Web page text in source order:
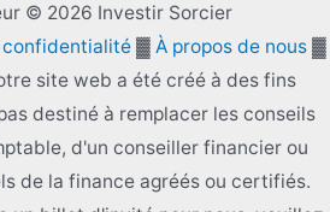
© 2026 Investir Sorcier
confidentialité▓ À propos de nous▓
site web a été créé à des fins
destiné à remplacer les conseils
d'un conseiller financier ou
de la finance agréés ou certifiés.